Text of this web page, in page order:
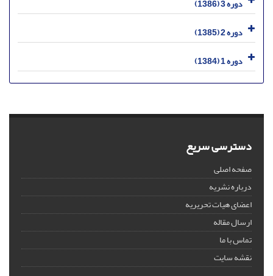
دوره 3 (1386)
دوره 2 (1385)
دوره 1 (1384)
دسترسی سریع
صفحه اصلی
درباره نشریه
اعضای هیات تحریریه
ارسال مقاله
تماس با ما
نقشه سایت